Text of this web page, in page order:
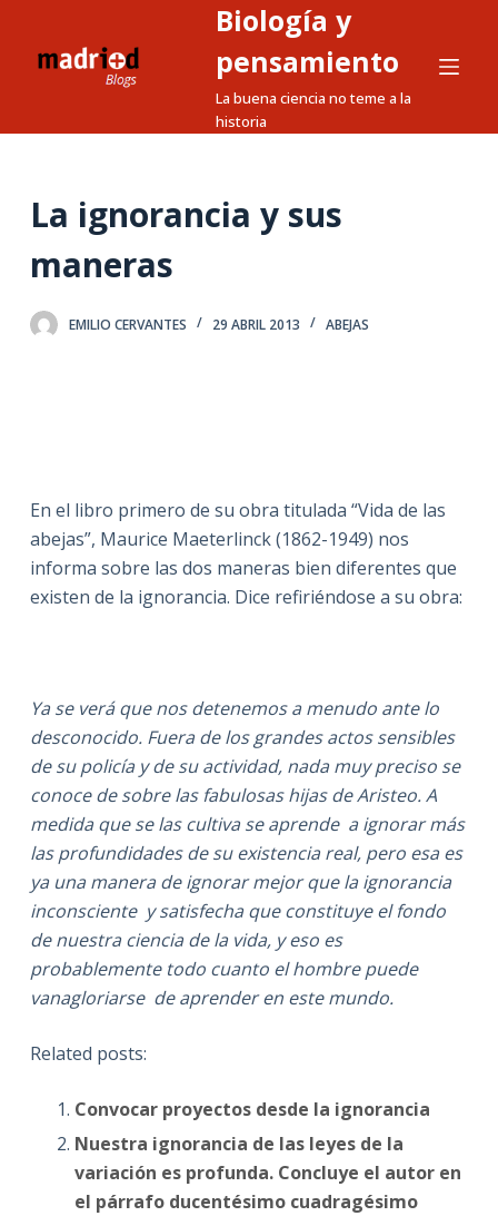
a
n
Biología y
pensamiento
La buena ciencia no teme a la
historia
La ignorancia y sus
maneras
EMILIO CERVANTES 29 ABRIL 2013 ABEJAS
En el libro primero de su obra titulada “Vida de las
abejas”, Maurice Maeterlinck (1862-1949) nos
informa sobre las dos maneras bien diferentes que
existen de la ignorancia. Dice refiriéndose a su obra:
Ya se verá que nos detenemos a menudo ante lo
desconocido. Fuera de los grandes actos sensibles
de su policía y de su actividad, nada muy preciso se
conoce de sobre las fabulosas hijas de Aristeo. A
medida que se las cultiva se aprende a ignorar más
las profundidades de su existencia real, pero esa es
ya una manera de ignorar mejor que la ignorancia
inconsciente y satisfecha que constituye el fondo
de nuestra ciencia de la vida, y eso es
probablemente todo cuanto el hombre puede
vanagloriarse de aprender en este mundo.
Related posts:
Convocar proyectos desde la ignorancia
Nuestra ignorancia de las leyes de la
variación es profunda. Concluye el autor en
el párrafo ducentésimo cuadragésimo